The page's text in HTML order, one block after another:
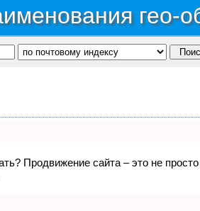
гео-
Продвижение сайта – это не